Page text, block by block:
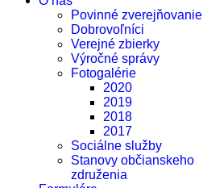
Povinné zverejňovanie
Dobrovoľníci
Verejné zbierky
Výročné správy
Fotogalérie
2020
2019
2018
2017
Sociálne služby
Stanovy občianskeho
združenia